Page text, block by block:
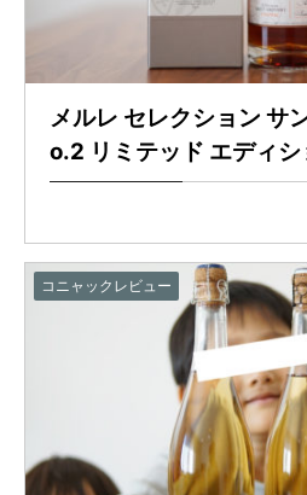
メルレ セレクション サ
o.2 リミテッド エディ
コニャックレビュー